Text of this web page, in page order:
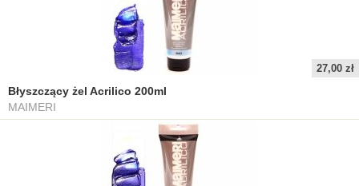
27,00 zł
Błyszczący żel Acrilico 200ml
MAIMERI